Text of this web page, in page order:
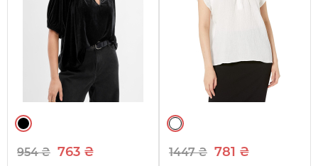
954 ₴ 763 ₴ 1447 ₴ 781 ₴